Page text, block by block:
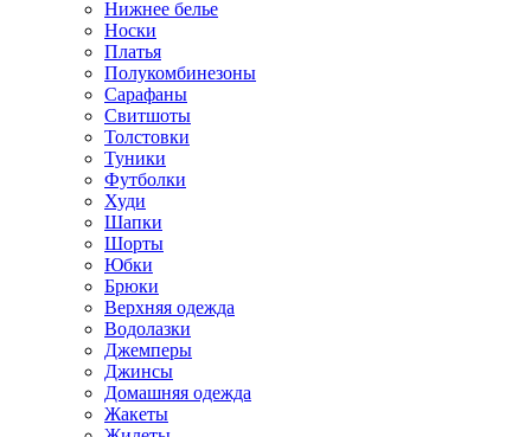
Нижнее белье
Носки
Платья
Полукомбинезоны
Сарафаны
Свитшоты
Толстовки
Туники
Футболки
Худи
Шапки
Шорты
Юбки
Брюки
Верхняя одежда
Водолазки
Джемперы
Джинсы
Домашняя одежда
Жакеты